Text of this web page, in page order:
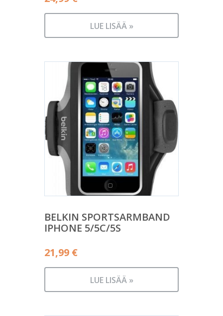
LUE LISÄÄ »
BELKIN SPORTSARMBAND
IPHONE 5/5C/5S
21,99 €
LUE LISÄÄ »